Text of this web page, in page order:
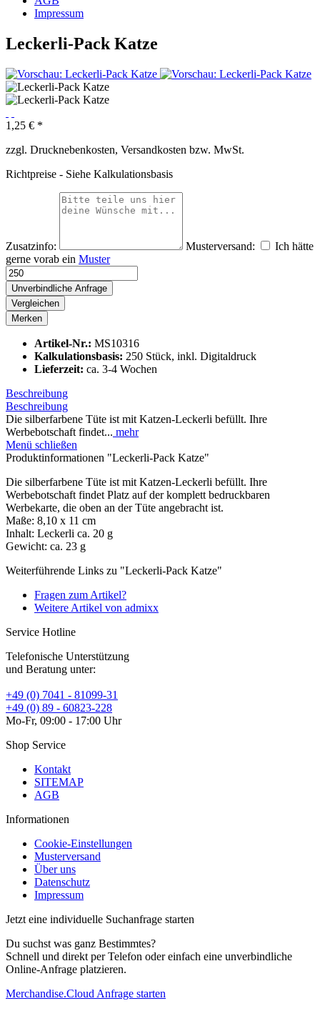
Impressum
Leckerli-Pack Katze
1,25 € *
zzgl. Drucknebenkosten, Versandkosten bzw. MwSt.
Richtpreise - Siehe Kalkulationsbasis
Zusatzinfo: Musterversand:
Ich hätte
gerne vorab ein Muster
Unverbindliche Anfrage
Vergleichen
Merken
Artikel-Nr.: MS10316
Kalkulationsbasis: 250 Stück, inkl. Digitaldruck
Lieferzeit: ca. 3-4 Wochen
Beschreibung
Beschreibung
Die silberfarbene Tüte ist mit Katzen-Leckerli befüllt. Ihre
Werbebotschaft findet... mehr
Menü schließen
Produktinformationen "Leckerli-Pack Katze"
Die silberfarbene Tüte ist mit Katzen-Leckerli befüllt. Ihre
Werbebotschaft findet Platz auf der komplett bedruckbaren
Werbekarte, die oben an der Tüte angebracht ist.
Maße: 8,10 x 11 cm
Inhalt: Leckerli ca. 20 g
Gewicht: ca. 23 g
Weiterführende Links zu "Leckerli-Pack Katze"
Fragen zum Artikel?
Weitere Artikel von admixx
Service Hotline
Telefonische Unterstützung
und Beratung unter:
+49 (0) 7041 - 81099-31
+49 (0) 89 - 60823-228
Mo-Fr, 09:00 - 17:00 Uhr
Shop Service
Kontakt
SITEMAP
AGB
Informationen
Cookie-Einstellungen
Musterversand
Über uns
Datenschutz
Impressum
Jetzt eine individuelle Suchanfrage starten
Du suchst was ganz Bestimmtes?
Schnell und direkt per Telefon oder einfach eine unverbindliche
Online-Anfrage platzieren.
Merchandise.Cloud Anfrage starten